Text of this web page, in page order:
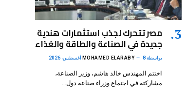
مصر تتحرك لجذب استثمارات هندية
جديدة في الصناعة والطاقة والغذاء
بواسطة MOHAMED ELARABY 8 أغسطس، 2026
اختتم المهندس خالد هاشم، وزير الصناعة،
مشاركته في اجتماع وزراء صناعة دول…